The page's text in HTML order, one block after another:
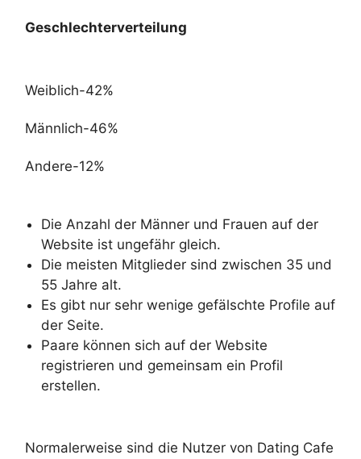
Geschlechterverteilung
Weiblich-42%
Männlich-46%
Andere-12%
Die Anzahl der Männer und Frauen auf der
Website ist ungefähr gleich.
Die meisten Mitglieder sind zwischen 35 und
55 Jahre alt.
Es gibt nur sehr wenige gefälschte Profile auf
der Seite.
Paare können sich auf der Website
registrieren und gemeinsam ein Profil
erstellen.
Normalerweise sind die Nutzer von Dating Cafe